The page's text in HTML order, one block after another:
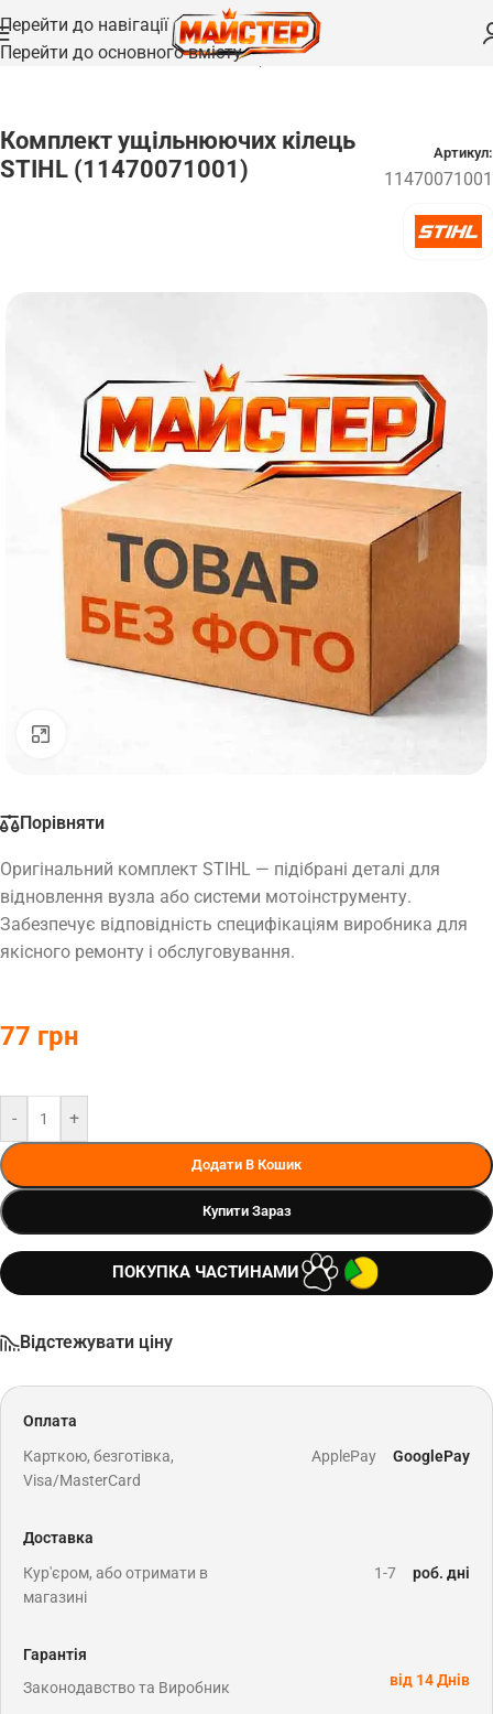
Перейти до навігації
Перейти до основного вмісту
Головна /Запчастини/Ущільнення та прокладки
Комплект ущільнюючих кілець
STIHL (11470071001)
Артикул:
11470071001
Порівняти
Оригінальний комплект STIHL — підібрані деталі для
відновлення вузла або системи мотоінструменту.
Забезпечує відповідність специфікаціям виробника для
якісного ремонту і обслуговування.
77 грн
- +
Додати В Кошик
Купити Зараз
ПОКУПКА ЧАСТИНАМИ
Відстежувати ціну
Оплата
Карткою, безготівка,
Visa/MasterCard
ApplePay GooglePay
Доставка
Кур'єром, або отримати в
магазині
1-7 роб. дні
Гарантія
Законодавство та Виробник
від 14 Днів